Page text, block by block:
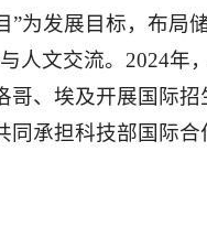
”为发展目标，布局
人文交流。2024
哥、埃及开展国际
同承担科技部国际